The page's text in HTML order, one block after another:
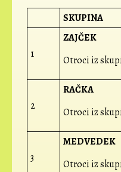
SKUPINA
1
ZAJČEK
Otroci iz
2
RAČKA
Otroci iz
3
MEDVEDEK
Otroci iz